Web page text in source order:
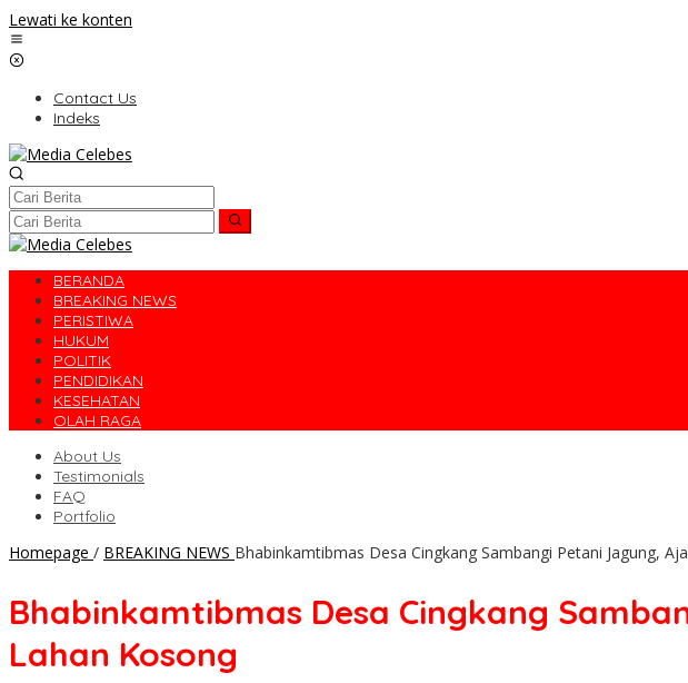
Lewati ke konten
Contact Us
Indeks
BERANDA
BREAKING NEWS
PERISTIWA
HUKUM
POLITIK
PENDIDIKAN
KESEHATAN
OLAH RAGA
About Us
Testimonials
FAQ
Portfolio
Homepage / BREAKING NEWS Bhabinkamtibmas Desa Cingkang Sambangi Petani Jagung,
Bhabinkamtibmas Desa Cingkang
Lahan Kosong